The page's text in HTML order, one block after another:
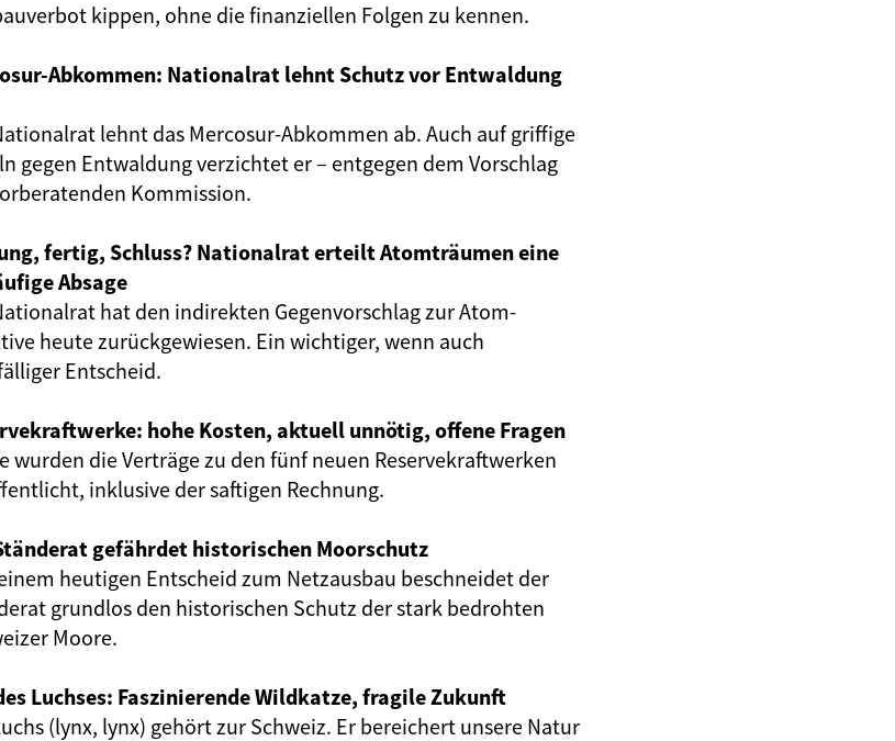
kippen, ohne die finanziellen Folgen zu kennen.
Abkommen: Nationalrat lehnt Schutz vor Entwaldung
lehnt das Mercosur-Abkommen ab. Auch auf griffige
gegen Entwaldung verzichtet er – entgegen dem Vorschlag
Kommission.
fertig, Schluss? Nationalrat erteilt Atomträumen eine
Absage
hat den indirekten Gegenvorschlag zur Atom-
heute zurückgewiesen. Ein wichtiger, wenn auch
Entscheid.
hohe Kosten, aktuell unnötig, offene Fragen
wurden die Verträge zu den fünf neuen Reservekraftwerken
inklusive der saftigen Rechnung.
gefährdet historischen Moorschutz
heutigen Entscheid zum Netzausbau beschneidet der
grundlos den historischen Schutz der stark bedrohten
Moore.
Luchses: Faszinierende Wildkatze, fragile Zukunft
(lynx, lynx) gehört zur Schweiz. Er bereichert unsere Natur